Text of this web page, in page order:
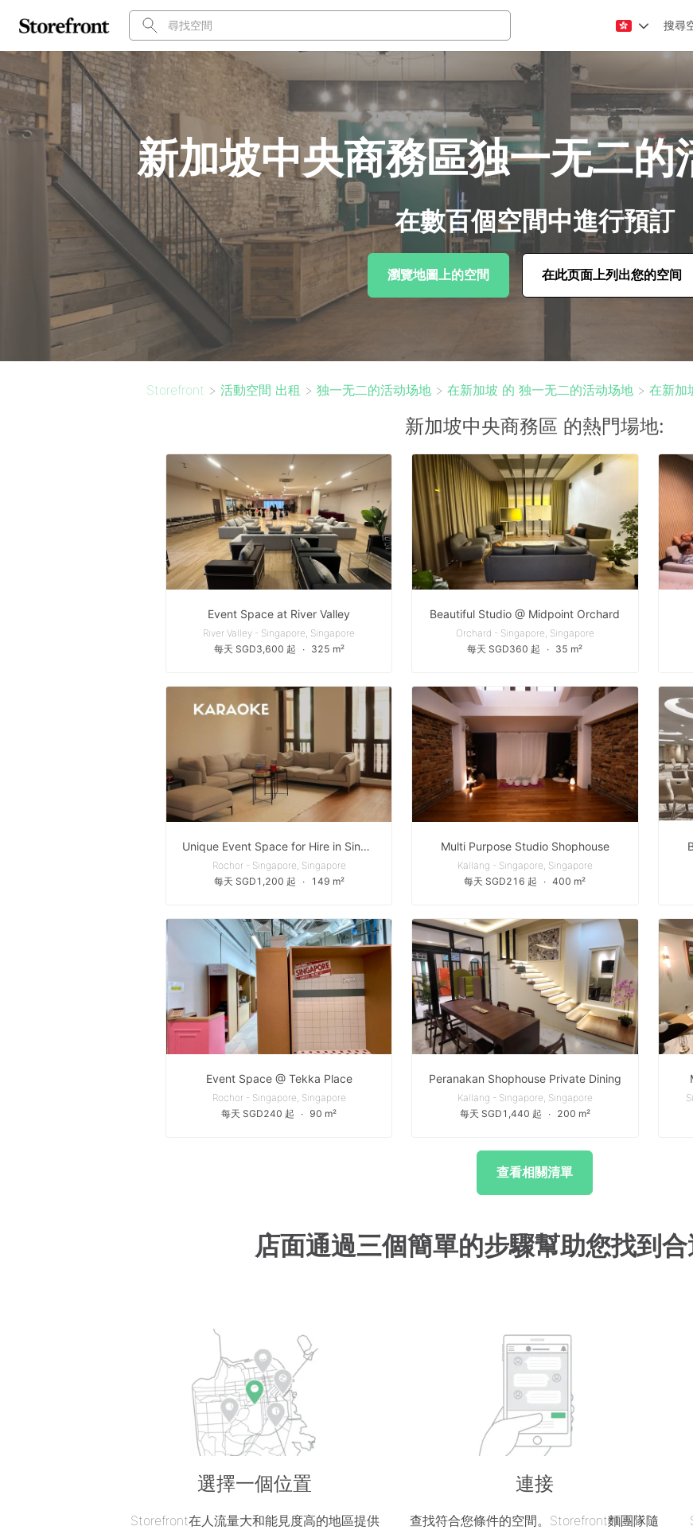
搜尋
新加坡中央商務區独一无二的
在數百個空間中進行預訂
瀏覽地圖上的空間 在此页面上列出您的空间
Storefront > 活動空間 出租 > 独一无二的活动场地 > 在新加坡 的 独一无二的活动场地 > 在新加
新加坡中央商務區 的熱門場地:
Event Space at River Valley
River Valley - Singapore, Singapore
每天 SGD3,600 起
∙ 325 m²
Beautiful Studio @ Midpoint Orchard
Orchard - Singapore, Singapore
每天 SGD360 起
∙ 35 m²
Unique Event Space for Hire in Singapore
Rochor - Singapore, Singapore
每天 SGD1,200 起
∙ 149 m²
Multi Purpose Studio Shophouse
Kallang - Singapore, Singapore
每天 SGD216 起
∙ 400 m²
Event Space @ Tekka Place
Rochor - Singapore, Singapore
每天 SGD240 起
∙ 90 m²
Peranakan Shophouse Private Dining
Kallang - Singapore, Singapore
每天 SGD1,440 起
∙ 200 m²
查看相關清單
店面通過三個簡單的步驟幫助您找到合
選擇一個位置
Storefront在人流量大和能見度高的地區提供
連接
查找符合您條件的空間。Storefront麵團隊隨